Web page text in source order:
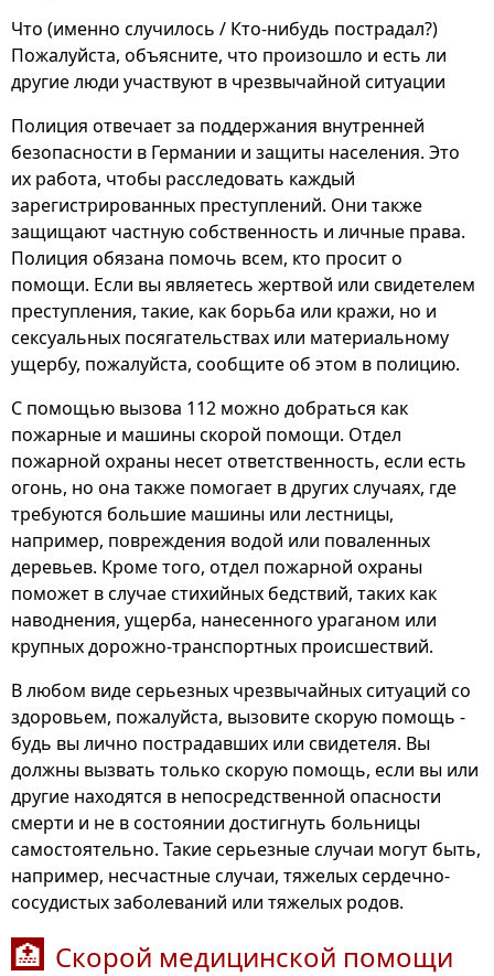
Что (именно случилось / Кто-нибудь пострадал?)
Пожалуйста, объясните, что произошло и есть ли
другие люди участвуют в чрезвычайной ситуации
Полиция отвечает за поддержания внутренней
безопасности в Германии и защиты населения. Это
их работа, чтобы расследовать каждый
зарегистрированных преступлений. Они также
защищают частную собственность и личные права.
Полиция обязана помочь всем, кто просит о
помощи. Если вы являетесь жертвой или свидетелем
преступления, такие, как борьба или кражи, но и
сексуальных посягательствах или материальному
ущербу, пожалуйста, сообщите об этом в полицию.
С помощью вызова 112 можно добраться как
пожарные и машины скорой помощи. Отдел
пожарной охраны несет ответственность, если есть
огонь, но она также помогает в других случаях, где
требуются большие машины или лестницы,
например, повреждения водой или поваленных
деревьев. Кроме того, отдел пожарной охраны
поможет в случае стихийных бедствий, таких как
наводнения, ущерба, нанесенного ураганом или
крупных дорожно-транспортных происшествий.
В любом виде серьезных чрезвычайных ситуаций со
здоровьем, пожалуйста, вызовите скорую помощь -
будь вы лично пострадавших или свидетеля. Вы
должны вызвать только скорую помощь, если вы или
другие находятся в непосредственной опасности
смерти и не в состоянии достигнуть больницы
самостоятельно. Такие серьезные случаи могут быть,
например, несчастные случаи, тяжелых сердечно-
сосудистых заболеваний или тяжелых родов.
🏥 Скорой медицинской помощи